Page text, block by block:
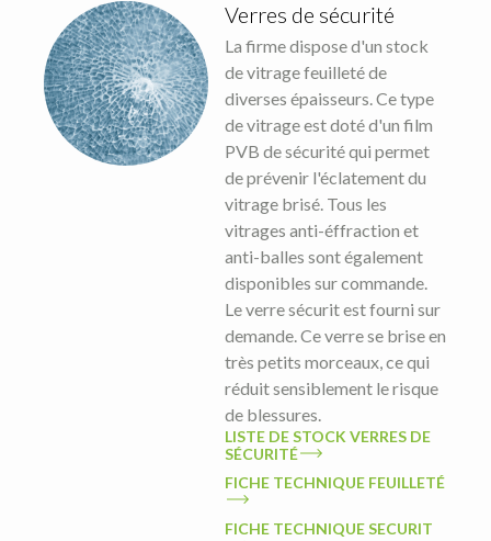
Verres de sécurité
La firme dispose d'un stock
de vitrage feuilleté de
diverses épaisseurs. Ce type
de vitrage est doté d'un film
PVB de sécurité qui permet
de prévenir l'éclatement du
vitrage brisé. Tous les
vitrages anti-éffraction et
anti-balles sont également
disponibles sur commande.
Le verre sécurit est fourni sur
demande. Ce verre se brise en
très petits morceaux, ce qui
réduit sensiblement le risque
de blessures.
LISTE DE STOCK VERRES DE
SÉCURITÉ
FICHE TECHNIQUE FEUILLETÉ
FICHE TECHNIQUE SECURIT